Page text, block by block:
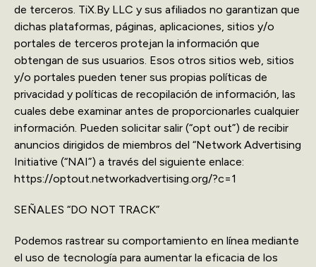
de terceros. TiX.By LLC y sus afiliados no garantizan que
dichas plataformas, páginas, aplicaciones, sitios y/o
portales de terceros protejan la información que
obtengan de sus usuarios. Esos otros sitios web, sitios
y/o portales pueden tener sus propias políticas de
privacidad y políticas de recopilación de información, las
cuales debe examinar antes de proporcionarles cualquier
información. Pueden solicitar salir (“opt out”) de recibir
anuncios dirigidos de miembros del “Network Advertising
Initiative (“NAI”) a través del siguiente enlace:
https://optout.networkadvertising.org/?c=1
SEÑALES “DO NOT TRACK”
Podemos rastrear su comportamiento en línea mediante
el uso de tecnología para aumentar la eficacia de los